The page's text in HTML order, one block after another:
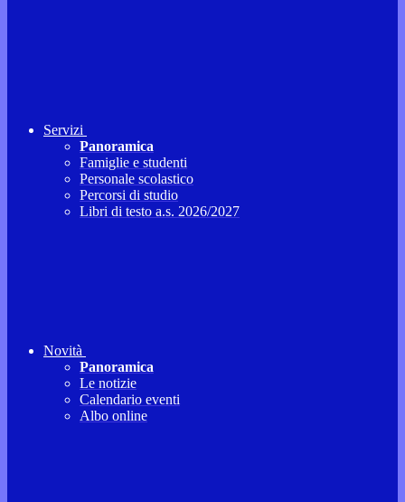
Servizi
Panoramica
Famiglie e studenti
Personale scolastico
Percorsi di studio
Libri di testo a.s. 2026/2027
Novità
Panoramica
Le notizie
Calendario eventi
Albo online